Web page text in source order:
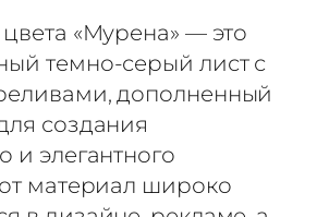
«Мурена» — это
темно-серый лист с
дополненный
создания
и элегантного
материал широко